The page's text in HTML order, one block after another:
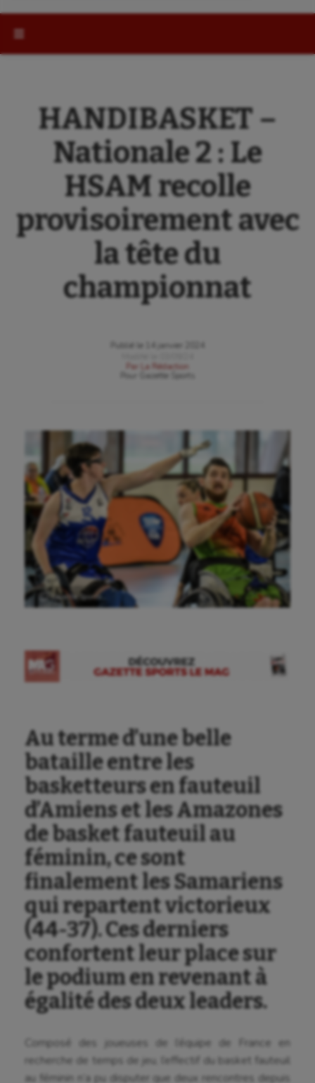
HANDIBASKET –
Nationale 2 : Le
HSAM recolle
provisoirement avec
la tête du
championnat
Publié le
14 janvier 2024
Par
La Rédaction
Gazette Sports
Ⓒ Gazette Sports
Au terme d’une belle
bataille entre les
basketteurs en fauteuil
d’Amiens et les Amazones
de basket fauteuil au
féminin, ce sont
finalement les Samariens
qui repartent victorieux
(44-37). Ces derniers
confortent leur place sur
le podium en revenant à
égalité des deux leaders.
Composé des joueuses de l’équipe de France en
recherche de temps de jeu, l’effectif du basket fauteuil
au féminin n’a pu disputer que deux rencontres depuis